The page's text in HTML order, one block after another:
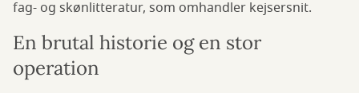
fag- og skønlitteratur, som omhandler kejsersnit.
En brutal historie og en stor
operation